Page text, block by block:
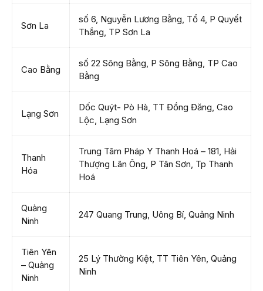
Sơn La
số 6, Nguyễn Lương Bằng, Tổ 4, P Quyết
Thắng, TP Sơn La
Cao Bằng
số 22 Sông Bằng, P Sông Bằng, TP Cao
Bằng
Lạng Sơn
Dốc Quýt- Pò Hà, TT Đồng Đăng, Cao
Lộc, Lạng Sơn
Thanh
Hóa
Trung Tâm Pháp Y Thanh Hoá – 181, Hải
Thượng Lãn Ông, P Tân Sơn, Tp Thanh
Hoá
Quảng
Ninh
247 Quang Trung, Uông Bí, Quảng Ninh
Tiên Yên
– Quảng
Ninh
25 Lý Thường Kiệt, TT Tiên Yên, Quảng
Ninh